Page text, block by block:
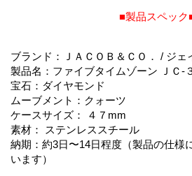
■製品スペック
ブランド：ＪＡＣＯＢ＆ＣＯ． / ジェ
製品名：ファイブタイムゾーン ＪＣ-
宝石：ダイヤモンド
ムーブメント：クォーツ
ケースサイズ： ４７mm
素材： ステンレススチール
納期：約3日〜14日程度（製品の仕様
います）